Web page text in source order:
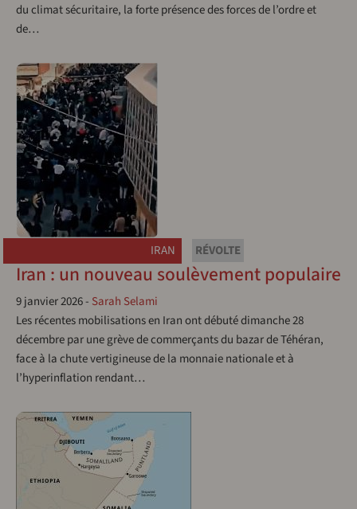
du climat sécuritaire, la forte présence des forces de l’ordre et
de…
IRAN RÉVOLTE
Iran : un nouveau soulèvement populaire
9 janvier 2026- Sarah Selami
Les récentes mobilisations en Iran ont débuté dimanche 28
décembre par une grève de commerçants du bazar de Téhéran,
face à la chute vertigineuse de la monnaie nationale et à
l’hyperinflation rendant…